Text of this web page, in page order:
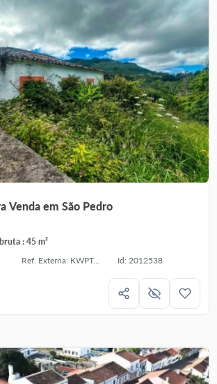
Moradia T1 para Venda em São Pedro
: 45 m²
Ref. Externa: KWPT-036234 Id: 2012538